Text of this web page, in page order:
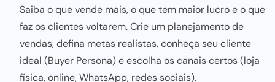
Saiba o que vende mais, o que tem maior lucro e o que
faz os clientes voltarem. Crie um planejamento de
vendas, defina metas realistas, conheça seu cliente
ideal (Buyer Persona) e escolha os canais certos (loja
física, online, WhatsApp, redes sociais).